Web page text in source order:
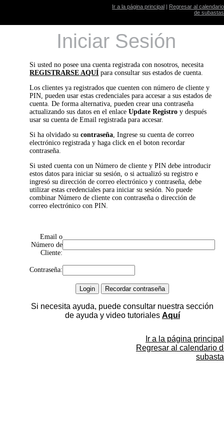
Ir a la página principal | Regresar al calendario
de subastas
Iniciar Sesión
Si usted no posee una cuenta registrada con nosotros, necesita
REGISTRARSE AQUÍ para consultar sus estados de cuenta.
Los clientes ya registrados que cuenten con número de cliente y
PIN, pueden usar estas credenciales para accesar a sus estados de
cuenta. De forma alternativa, pueden crear una contraseña
actualizando sus datos en el enlaceUpdate Registro y después
usar su cuenta de Email registrada para accesar.
Si ha olvidado sucontraseña, Ingrese su cuenta de correo
electrónico registrada y haga click en el boton recordar
contraseña.
Si usted cuenta con un Número de cliente y PIN debe introducir
estos datos para iniciar su sesión, o si actualizó su registro e
ingresó su dirección de correo electrónico y contraseña, debe
utilizar estas credenciales para iniciar su sesión. No puede
combinar Número de cliente con contraseña o dirección de
correo electrónico con PIN.
Email o
Número de
Cliente:
Contraseña:
Si necesita ayuda, puede consultar nuestra sección
de ayuda y video tutoriales Aquí
Ir a la página principal
Regresar al calendario